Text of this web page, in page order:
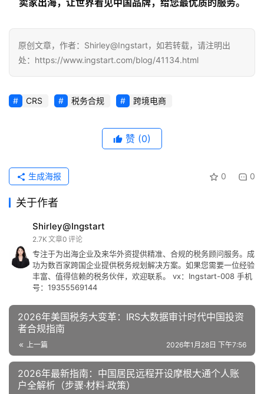
卖家出海，让世界看见中国品牌，给您最优质的服务。
原创文章，作者：Shirley@Ingstart，如若转载，请注明出
处：https://www.ingstart.com/blog/41134.html
CRS 税务合规 跨境电商
赞 (0)
0 0
生成海报
关于作者
Shirley@Ingstart
2.7K 文章0 评论
专注于为出海企业及来华外资提供精准、合规的税务顾问服务。成
功为数百家跨国企业提供税务规划解决方案。如果您需要一位经验
丰富、值得信赖的税务伙伴，欢迎联系。 vx：Ingstart-008 手机
号：19355569144
2026年美国税务大变革：IRS大数据审计时代中国投资
者合规指南
上一篇 2026年1月28日 下午7:56
2026年最新指南：中国居民远程开设摩根大通个人账
户全解析（步骤·材料·政策）